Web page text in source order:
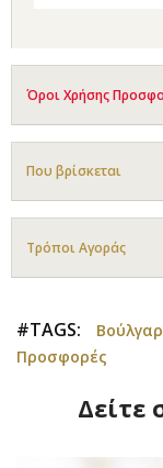
Όροι Χρήσης
Που βρίσκεται
Τρόποι Αγοράς
#TAGS:
Προσφορές
Δείτε